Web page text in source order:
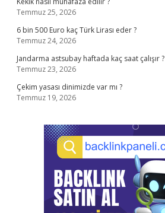
Temmuz 25, 2026
6 bin 500 Euro kaç Türk Lirası eder ?
Temmuz 24, 2026
Jandarma astsubay haftada kaç saat çalışır ?
Temmuz 23, 2026
Çekim yasası dinimizde var mı ?
Temmuz 19, 2026